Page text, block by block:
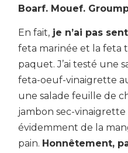
Boarf. Mouef.
En fait, je n’ai pas
feta marinée et la feta
paquet. J’ai testé une
feta-oeuf-vinaigrette
une salade feuille de
jambon sec-vinaigrette
évidemment de la
pain. Honnêtement,